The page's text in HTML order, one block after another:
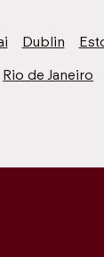
Dublin
Rio de Janeiro